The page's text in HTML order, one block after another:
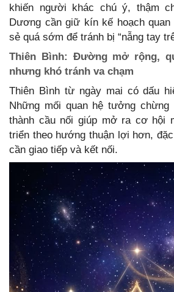
khiến người khác chú ý, thậm
Dương cần giữ kín kế hoạch
sẻ quá sớm để tránh bị “nẫng tay
Thiên Bình: Đường mở rộng,
nhưng khó tránh va chạm
Thiên Bình từ ngày mai có dấu
Những mối quan hệ tưởng
thành cầu nối giúp mở ra cơ hội
triển theo hướng thuận lợi hơn,
cần giao tiếp và kết nối.